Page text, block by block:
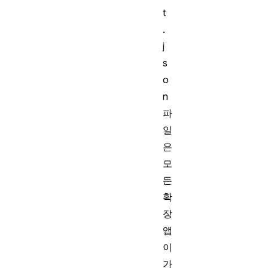
t
.
j
s
o
n
파
일
은
모
든
확
장
앱
이
가